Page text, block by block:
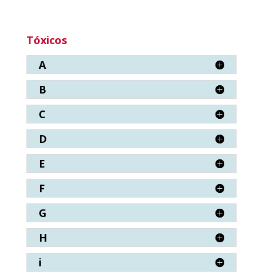
Tóxicos
A
B
C
D
E
F
G
H
i